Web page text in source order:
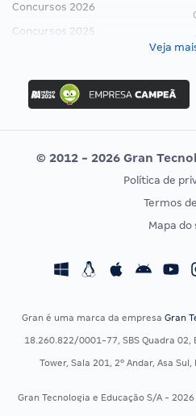
Concursos 2026
Concursos 2025
Concurso Ibama
Concurso MPU
Editais publicados
CONCURSOS POR PROFISSÃO
Concursos Fiscais
Concursos Saúde
Residência Multiprofissional
Veja
© 2012 - 2026 Gran
Política de
Termos
Mapa do
Gran é uma marca da empresa Gran
18.260.822/0001-77, SBS Quadra 02,
Tower, Sala 201, 2º Andar, Asa
Gran Tecnologia e Educação S/A -